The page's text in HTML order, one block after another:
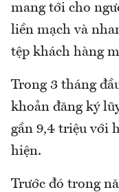
mang tới cho
liền mạch và
tệp khách hàng
Trong 3 tháng
khoản đăng ký
gần 9,4 triệu với
hiện.
Trước đó trong